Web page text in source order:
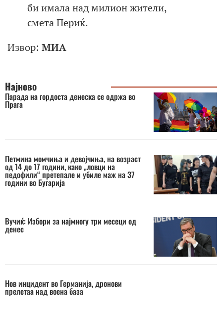
би имала над милион жители,
смета Периќ.
Извор: МИА
Најново
Парада на гордоста денеска се одржа во
Прага
Петмина момчиња и девојчиња, на возраст
од 14 до 17 години, како „ловци на
педофили“ претепале и убиле маж на 37
години во Бугарија
Вучиќ: Избори за најмногу три месеци од
денес
Нов инцидент во Германија, дронови
прелетаа над воена база